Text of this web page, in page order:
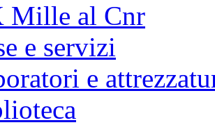
Mille al Cnr
e servizi
e